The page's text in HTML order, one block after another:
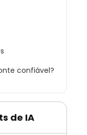
confiável?
de IA